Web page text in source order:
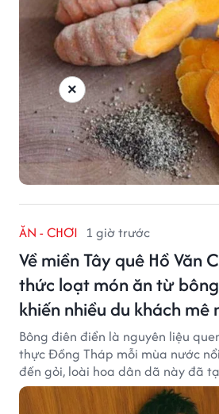
ĂN - CHƠI 1 giờ trước
Về miền Tây quê Hồ Văn
thức loạt món ăn từ
khiến nhiều du khách mê
Bông điên điển là nguyên liệu
thực Đồng Tháp mỗi mùa nước
đến gỏi, loài hoa dân dã này đã
ngon khiến du khách khó quên.
×